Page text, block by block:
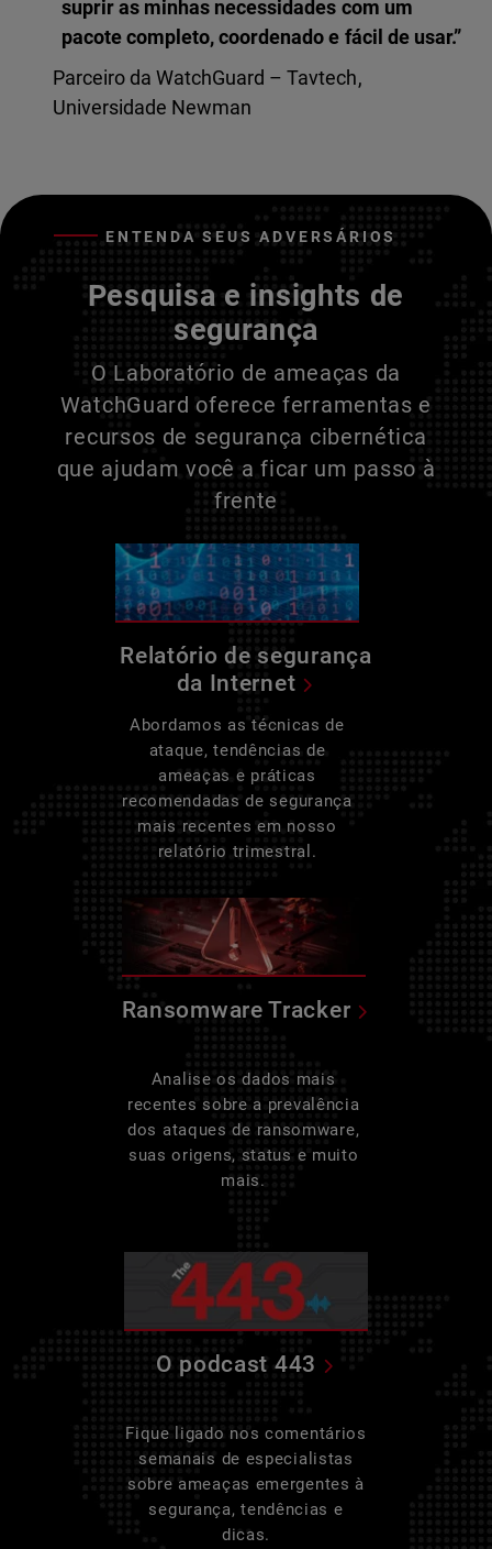
suprir as minhas necessidades com um
pacote completo, coordenado e fácil de usar.”
Parceiro da WatchGuard – Tavtech,
Universidade Newman
ENTENDA SEUS ADVERSÁRIOS
Pesquisa e insights de
segurança
O Laboratório de ameaças da
WatchGuard oferece ferramentas e
recursos de segurança cibernética
que ajudam você a ficar um passo à
frente
Relatório de segurança
da Internet
Abordamos as técnicas de
ataque, tendências de
ameaças e práticas
recomendadas de segurança
mais recentes em nosso
relatório trimestral.
Ransomware Tracker
Analise os dados mais
recentes sobre a prevalência
dos ataques de ransomware,
suas origens, status e muito
mais.
O podcast 443
Fique ligado nos comentários
semanais de especialistas
sobre ameaças emergentes à
segurança, tendências e
dicas.